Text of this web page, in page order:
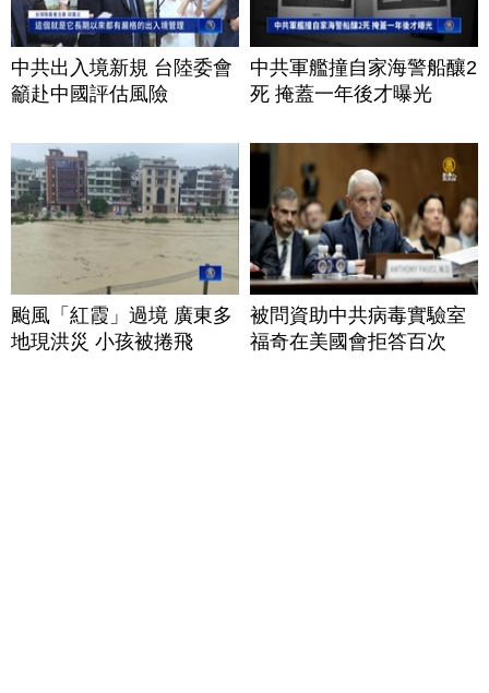
中共出入境新規 台陸委會
籲赴中國評估風險
中共軍艦撞自家海警船釀2
死 掩蓋一年後才曝光
颱風「紅霞」過境 廣東多
地現洪災 小孩被捲飛
被問資助中共病毒實驗室
福奇在美國會拒答百次